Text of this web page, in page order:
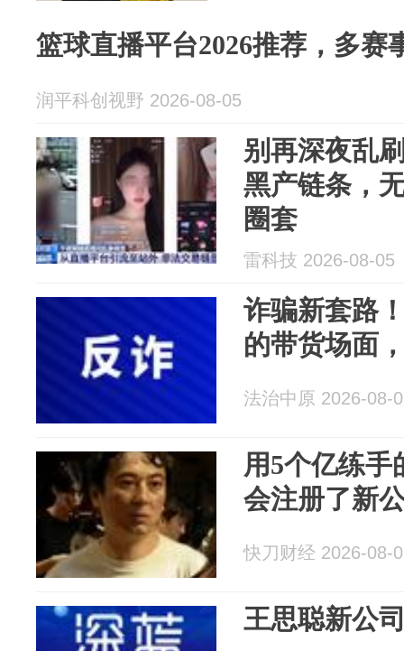
篮球直播平台2026推荐，多赛
润平科创视野 2026-08-05
别再深夜乱
黑产链条，
圈套
雷科技 2026-08-05
诈骗新套路
的带货场面
法治中原 2026-08-
用5个亿练手
会注册了新
快刀财经 2026-08-
王思聪新公